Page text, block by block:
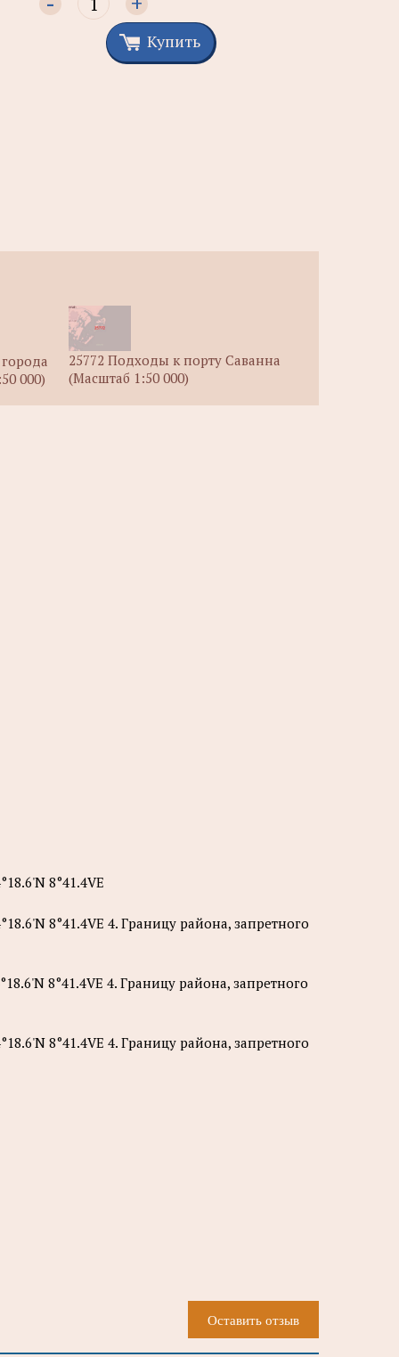
Купить
000)
25772 Подходы к порту Саванна
(Масштаб 1:50 000)
8°41.4VE
8°41.4VE 4. Границу района, запретного
8°41.4VE 4. Границу района, запретного
8°41.4VE 4. Границу района, запретного
Оставить отзыв